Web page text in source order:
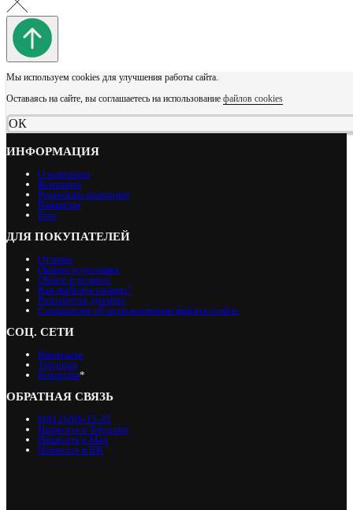
Мы используем cookies для улучшения работы сайта.
Оставаясь на сайте, вы соглашаетесь на использование файлов cookies
ОК
ИНФОРМАЦИЯ
О компании
Контакты
Реквизиты компании
Вакансии
Блог
ДЛЯ ПОКУПАТЕЛЕЙ
Отзывы
Оплата и доставка
Обмен и возврат
Как выбрать размер?
Разработка дизайна
Соглашение об использовании файлов cookie
СОЦ. СЕТИ
Вконтакте
Telegram
Instagram*
ОБРАТНАЯ СВЯЗЬ
8(812)209-15-35
Написать в Telegram
Написать в Max
Написать в ВК